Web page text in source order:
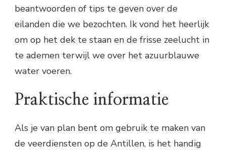
beantwoorden of tips te geven over de
eilanden die we bezochten. Ik vond het heerlijk
om op het dek te staan en de frisse zeelucht in
te ademen terwijl we over het azuurblauwe
water voeren.
Praktische informatie
Als je van plan bent om gebruik te maken van
de veerdiensten op de Antillen, is het handig